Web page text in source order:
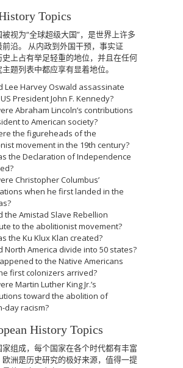
Topics
视为“全球超级大国”，是世界上许多
沿。
从内政到外国干预，事实证
史上占有举足轻重的地位，并且在任何
题列表中都应享有显着地位。
Lee Harvey Oswald assassinate
President John F. Kennedy?
Abraham Lincoln’s contributions
to American society?
the figureheads of the
movement in the 19th century?
the Declaration of Independence
Christopher Columbus’
when he first landed in the
the Amistad Slave Rebellion
to the abolitionist movement?
the Ku Klux Klan created?
North America divide into 50 states?
to the Native Americans
first colonizers arrived?
Martin Luther King Jr.’s
toward the abolition of
day racism?
History Topics
组成，每个国家在各个时代都有丰富
欧洲是历史研究的极好来源，值得一提